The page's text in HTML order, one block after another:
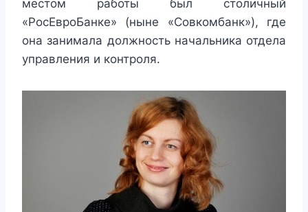
местом работы был столичный
«РосЕвроБанке» (ныне «Совкомбанк»), где
она занимала должность начальника отдела
управления и контроля.